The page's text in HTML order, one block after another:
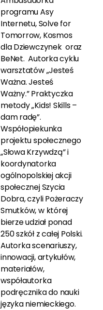
programu Asy
Internetu, Solve for
Tomorrow, Kosmos
dla Dziewczynek oraz
BeNet. Autorka cyklu
warsztatów „Jesteś
Ważna. Jesteś
Ważny.” Praktyczka
metody „Kids! Skills –
dam radę”.
Współopiekunka
projektu społecznego
„Słowa Krzywdzą” i
koordynatorka
ogólnopolskiej akcji
społecznej Szycia
Dobra, czyli Pożeraczy
Smutków, w której
bierze udział ponad
250 szkół z całej Polski.
Autorka scenariuszy,
innowacji, artykułów,
materiałów,
współautorka
podręcznika do nauki
języka niemieckiego.